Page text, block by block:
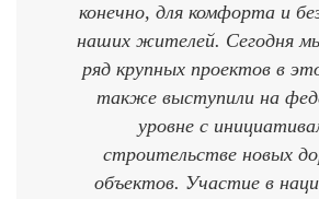
конечно, для комфорта и
наших жителей. Сегодня
ряд крупных проектов в
также выступили на
уровне с
строительстве новых
объектов. Участие в